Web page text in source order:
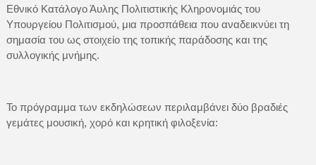
Εθνικό Κατάλογο Άυλης Πολιτιστικής Κληρονομιάς του
Υπουργείου Πολιτισμού, μια προσπάθεια που αναδεικνύει τη
σημασία του ως στοιχείο της τοπικής παράδοσης και της
συλλογικής μνήμης.
Το πρόγραμμα των εκδηλώσεων περιλαμβάνει δύο βραδιές
γεμάτες μουσική, χορό και κρητική φιλοξενία: